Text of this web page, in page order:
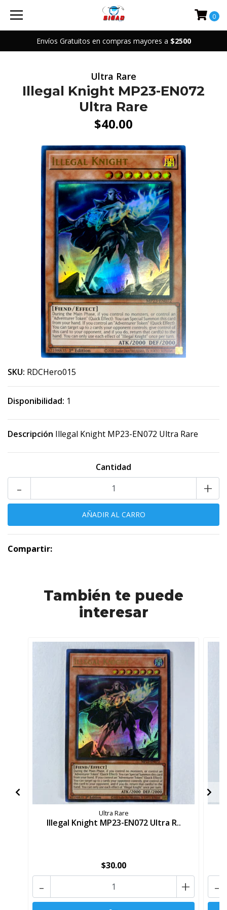
Envíos Gratuitos en compras mayores a $2500
0
Ultra Rare
Illegal Knight MP23-EN072
Ultra Rare
$40.00
SKU: RDCHero015
Disponibilidad: 1
Descripción Illegal Knight MP23-EN072 Ultra Rare
Cantidad
+
-
Compartir:
También te puede
interesar
Ultra Rare
Illegal Knight MP23-EN072 Ultra R..
$30.00
+
- -